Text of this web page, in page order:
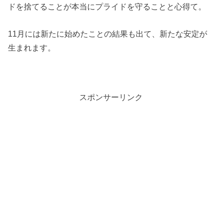
ドを捨てることが本当にプライドを守ることと心得て。
11月には新たに始めたことの結果も出て、新たな安定が
生まれます。
スポンサーリンク